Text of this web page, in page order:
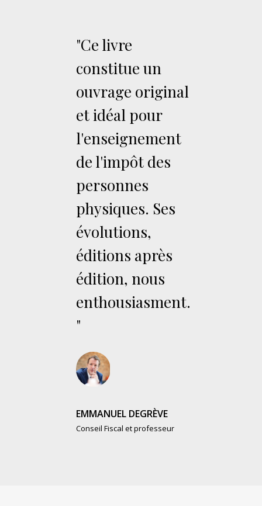
"Ce livre
constitue un
ouvrage original
et idéal pour
l'enseignement
de l'impôt des
personnes
physiques. Ses
évolutions,
éditions après
édition, nous
enthousiasment.
"
EMMANUEL DEGRÈVE
Conseil Fiscal et professeur